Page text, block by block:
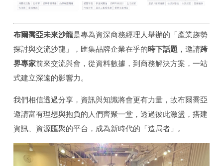
布爾喬亞未來沙龍是專為資深商務經理人舉辦的「產業趨勢
探討與交流沙龍」，匯集品牌企業在乎的時下話題 ，邀請跨
界專家前來交流與會，從資料數據，到商務解決方案，一站
式建立深遠的影響力。
我們相信透過分享，資訊與知識將會更有力量，故布爾喬亞
邀請富有理想與抱負的人們齊聚一堂，透過彼此激盪，搭建
資訊、資源匯聚的平台，成為新時代的「造局者」。